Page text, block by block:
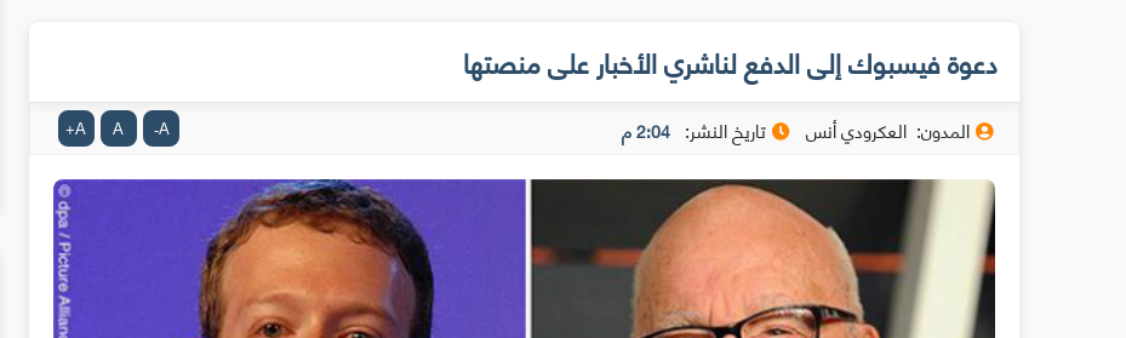
دعوة فيسبوك إلى الدفع لناشري الأخبار على منصتها
المدون: العكرودي أنس تاريخ النشر: 2:04 م A
-
A
A
+